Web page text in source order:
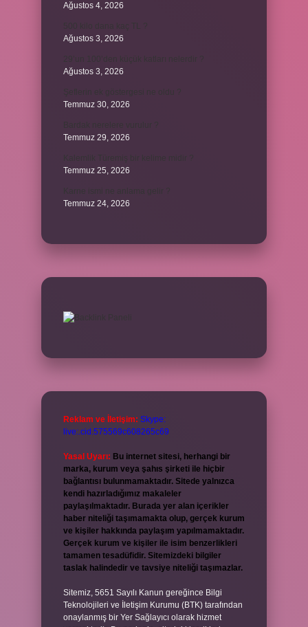
Ağustos 4, 2026
Ağustos 3, 2026
Ağustos 3, 2026
Temmuz 30, 2026
Temmuz 29, 2026
Temmuz 25, 2026
Temmuz 24, 2026
Reklam ve İletişim: Skype:
live:.cid.575569c608265c69
Yasal Uyarı: Bu internet sitesi, herhangi bir
marka, kurum veya şahıs şirketi ile hiçbir
bağlantısı bulunmamaktadır. Sitede yalnızca
kendi hazırladığımız makaleler
paylaşılmaktadır. Burada yer alan içerikler
haber niteliği taşımamakta olup, gerçek kurum
ve kişiler hakkında paylaşım yapılmamaktadır.
Gerçek kurum ve kişiler ile isim benzerlikleri
tamamen tesadüfidir. Sitemizdeki bilgiler
taslak halindedir ve tavsiye niteliği taşımazlar.
Sitemiz, 5651 Sayılı Kanun gereğince Bilgi
Teknolojileri ve İletişim Kurumu (BTK) tarafından
onaylanmış bir Yer Sağlayıcı olarak hizmet